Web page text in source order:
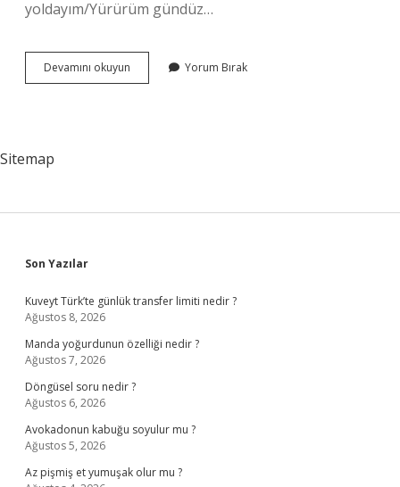
yoldayım/Yürürüm gündüz…
Devamını okuyun
Ince
Yorum Bırak
Sitemap
Sidebar
Son Yazılar
Kuveyt Türk’te günlük transfer limiti nedir ?
Ağustos 8, 2026
Manda yoğurdunun özelliği nedir ?
Ağustos 7, 2026
Döngüsel soru nedir ?
Ağustos 6, 2026
Avokadonun kabuğu soyulur mu ?
Ağustos 5, 2026
Az pişmiş et yumuşak olur mu ?